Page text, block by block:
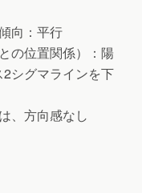
向：平行
の位置関係）：陽
シグマラインを下
、方向感なし